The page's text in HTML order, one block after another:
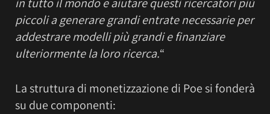
piccoli a generare grandi entrate necessarie per
addestrare modelli più grandi e finanziare
ulteriormente la loro ricerca.“
La struttura di monetizzazione di Poe si fonderà
su due componenti: